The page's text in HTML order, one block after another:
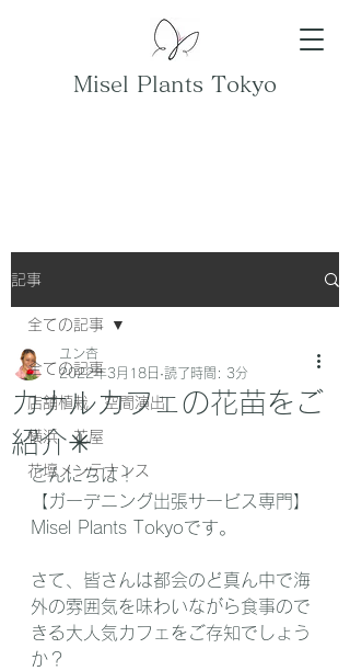
Misel Plants Tokyo
記事
全ての記事
店舗植栽 空間演出
横浜 花屋
花壇メンテナンス
全ての記事
カナルカフェの花苗をご
紹介✳︎
ユン杏
2022年3月18日 読了時間: 3分
こんにちは！
【ガーデニング出張サービス専門】
Misel Plants Tokyoです。
さて、皆さんは都会のど真ん中で海
外の雰囲気を味わいながら食事ので
きる大人気カフェをご存知でしょう
か？